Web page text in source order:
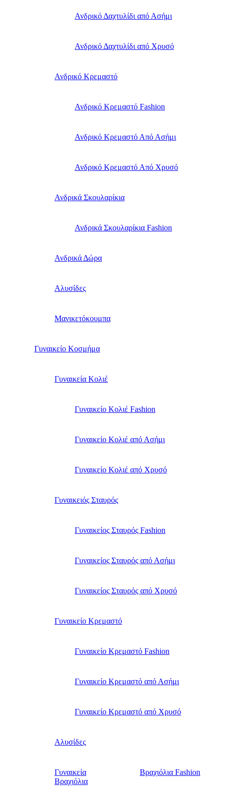
Ανδρικό Δαχτυλίδι από Ασήμι
Ανδρικό Δαχτυλίδι από Χρυσό
Ανδρικό Κρεμαστό
Ανδρικό Κρεμαστό Fashion
Ανδρικό Κρεμαστό Από Ασήμι
Ανδρικό Κρεμαστό Από Χρυσό
Ανδρικά Σκουλαρίκια
Ανδρικά Σκουλαρίκια Fashion
Ανδρικά Δώρα
Αλυσίδες
Μανικετόκουμπα
Γυναικείο Κοσμήμα
Γυναικεία Κολιέ
Γυναικείο Κολιέ Fashion
Γυναικείο Κολιέ από Ασήμι
Γυναικείο Κολιέ από Χρυσό
Γυναικειός Σταυρός
Γυναικείος Σταυρός Fashion
Γυναικείος Σταυρός από Ασήμι
Γυναικείος Σταυρός από Χρυσό
Γυναικείο Κρεμαστό
Γυναικείο Κρεμαστό Fashion
Γυναικείο Κρεμαστό από Ασήμι
Γυναικείο Κρεμαστό από Χρυσό
Αλυσίδες
Γυναικεία
Βραχιόλια
Βραχιόλια Fashion